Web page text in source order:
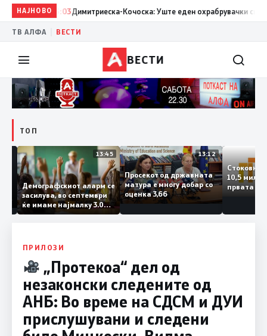
НАЈНОВО
13:03 Димитриеска-Кочоска: Уште еден охрабрувачки сигнал
ТВ АЛФА ВЕСТИ
ВЕСТИ
ТОП
14:12 13:45
Демографскиот аларм се
засилува, во септември
ќе имаме најмалку 3.000
првачиња помалку
13:12
Просекот од државната
матура е многу добар со
оценка 3,66
10,5
ПРИЛОЗИ
„Протекоа“ дел од
незаконски следените од
АНБ: Во време на СДСМ и ДУИ
прислушувани и следени